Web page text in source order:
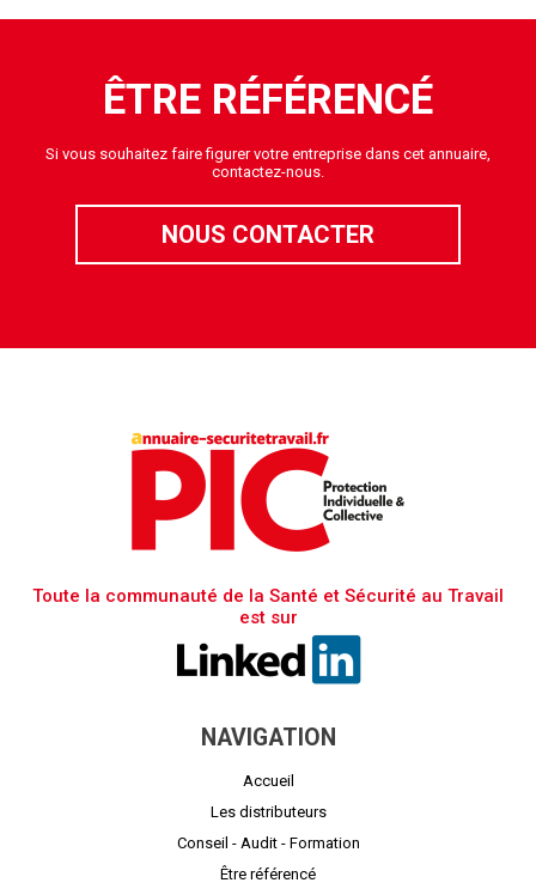
ÊTRE RÉFÉRENCÉ
Si vous souhaitez faire figurer votre entreprise dans cet annuaire,
contactez-nous.
NOUS CONTACTER
Toute la communauté de la Santé et Sécurité au Travail
est sur
NAVIGATION
Accueil
Les distributeurs
Conseil - Audit - Formation
Être référencé